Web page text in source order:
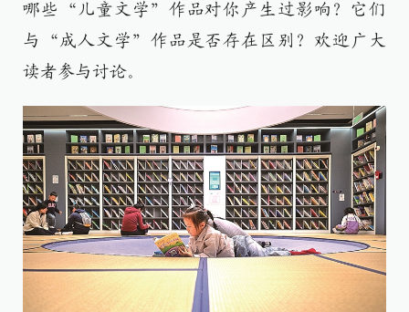
哪些“儿童文学”作品对你产生过影响？它们
与“成人文学”作品是否存在区别？欢迎广大
读者参与讨论。